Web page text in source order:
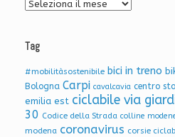
Tag
#mobilitàsostenibile bici in treno
Bologna Carpi cavalcavia centro
emilia est ciclabile via
30 Codice della Strada colline
modena coronavirus corsie